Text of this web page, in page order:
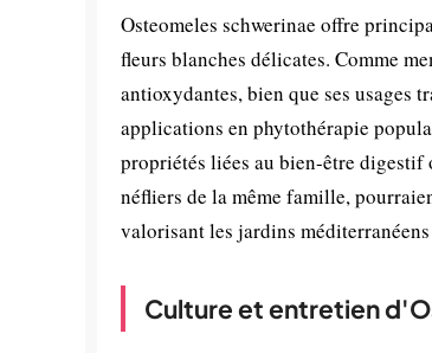
Osteomeles schwerinae offre
fleurs blanches délicates. Comme
antioxydantes, bien que ses usages
applications en phytothérapie
propriétés liées au bien-être digestif
néfliers de la même famille,
valorisant les jardins
Culture et entretien